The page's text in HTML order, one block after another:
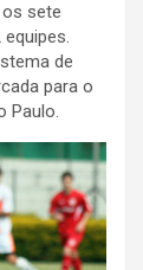
sete
de
para o
Paulo.